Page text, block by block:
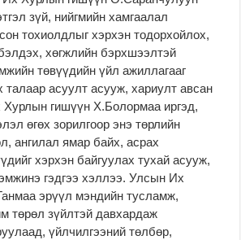
зүй, нийгмийн хамгаалал
тохиолдлыг хэрхэн тодорхойлох,
хөгжлийн бэрхшээлтэй
төвүүдийн үйл ажиллагааг
талаар асуулт асууж, хариулт авсан
гишүүн Х.Болормаа иргэд,
өгөх зорилгоор энэ төрлийн
ангилал ямар байх, асрах
хэрхэн байгуулах тухай асууж,
гэдгээ хэллээ. Улсын Их
эрүүл мэндийн тусламж,
төрөл зүйлтэй давхардаж
үйлчилгээний төлбөр,